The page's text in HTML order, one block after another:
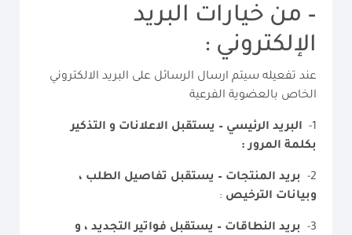
– من خيارات البريد
الإلكتروني :
عند تفعيله سيتم ارسال الرسائل على البريد الالكتروني
الخاص بالعضوية الفرعية
البريد الرئيسي – يستقبل الاعلانات و التذكير
بكلمة المرور :
بريد المنتجات – يستقبل تفاصيل الطلب ،
وبيانات الترخيص:
بريد النطاقات – يستقبل فواتير التجديد ، و